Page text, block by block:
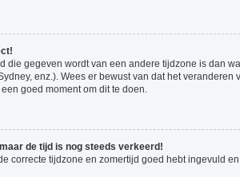
die gegeven wordt van een andere tijdzone is dan
enz.). Wees er bewust van dat het
goed moment om dit te doen.
de tijd is nog steeds verkeerd!
correcte tijdzone en zomertijd goed hebt ingevuld